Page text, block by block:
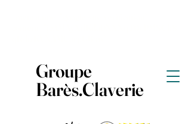
Groupe
Barès.Claverie